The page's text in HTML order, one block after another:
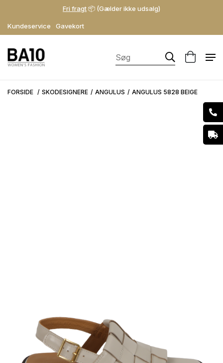
Kundeservice Gavekort
Fri fragt📦 (Gælder ikke udsalg)
FORSIDE SKODESIGNERE ANGULUS ANGULUS 5828 BEIGE